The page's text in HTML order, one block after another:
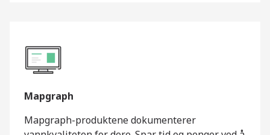
Mapgraph
Mapgraph-produktene dokumenterer